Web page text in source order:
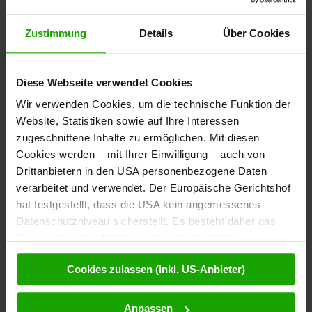
Zustimmung Details Über Cookies
Diese Webseite verwendet Cookies
Wir verwenden Cookies, um die technische Funktion der
Website, Statistiken sowie auf Ihre Interessen
zugeschnittene Inhalte zu ermöglichen. Mit diesen
Cookies werden – mit Ihrer Einwilligung – auch von
Drittanbietern in den USA personenbezogene Daten
verarbeitet und verwendet. Der Europäische Gerichtshof
hat festgestellt, dass die USA kein angemessenes
Datenschutzniveau sicherstellt. Es besteht daher das
Anordnungen gegenüber den Drittanbietern (z.B. Google,
Meta) dem Zugriff durch US-Behörden zu Kontroll- und
Überwachungszwecken unterliegen und dagegen keine
wirksamen Rechtsbehelfe zur Verfügung stehen. Mit
Cookies zulassen (inkl. US-Anbieter)
Anpassen
Events
08
AUG.
Der Gefoppte -
Komödienspiele Porcia
Schloss Porcia
AUG.
Halbpension mit Leihe -
Komödienspiele Porcia